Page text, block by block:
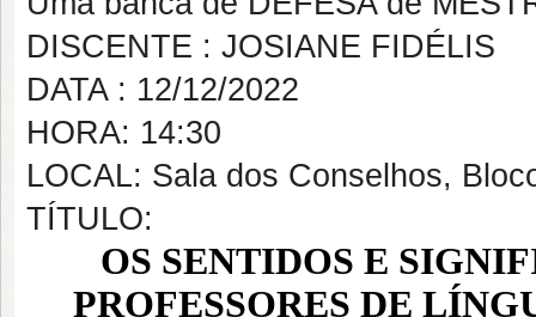
DISCENTE : JOSIANE FIDÉLIS
DATA : 12/12/2022
HORA: 14:30
LOCAL: Sala dos Conselhos,
TÍTULO:
OS SENTIDOS E
PROFESSORES DE